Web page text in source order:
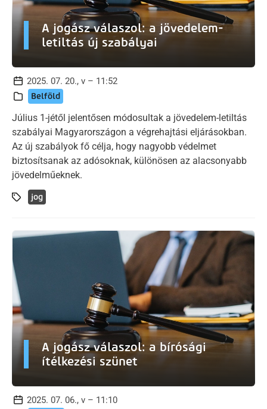
A jogász válaszol: a jövedelem-
letiltás új szabályai
2025. 07. 20., v – 11:52
Belföld
Július 1-jétől jelentősen módosultak a jövedelem-letiltás
szabályai Magyarországon a végrehajtási eljárásokban.
Az új szabályok fő célja, hogy nagyobb védelmet
biztosítsanak az adósoknak, különösen az alacsonyabb
jövedelműeknek.
jog
A jogász válaszol: a bírósági
ítélkezési szünet
2025. 07. 06., v – 11:10